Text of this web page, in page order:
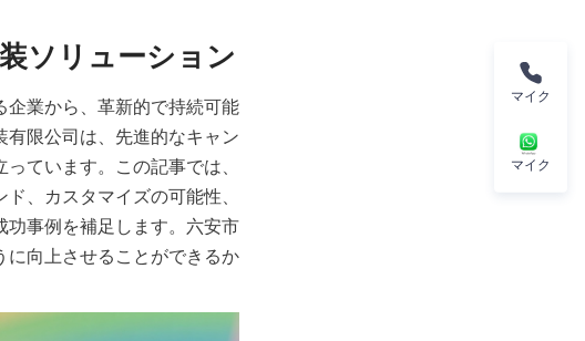
業から、革新的で持続可能
限公司は、先進的なキャン
ています。この記事では、
、カスタマイズの可能性、
事例を補足します。六安市
向上させることができるか
マイク
マイク